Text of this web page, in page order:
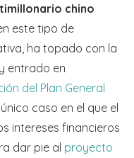
chino
este tipo de
ha topado con la
entrado en
del Plan General
caso en el que el
intereses financieros
dar pie al proyecto